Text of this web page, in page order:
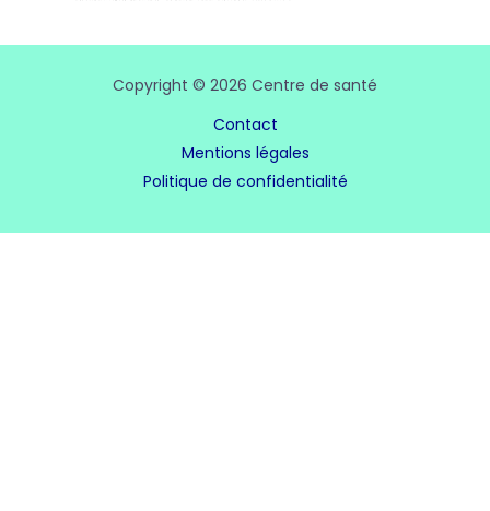
Copyright © 2026 Centre de santé
Contact
Mentions légales
Politique de confidentialité